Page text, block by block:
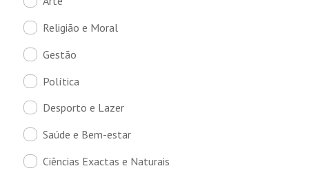
Religião e Moral
Gestão
Política
Desporto e Lazer
Saúde e Bem-estar
Ciências Exactas e Naturais